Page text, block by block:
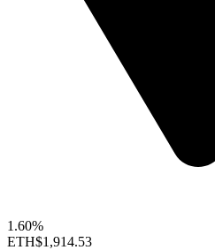
1.60%
ETH$1,914.53